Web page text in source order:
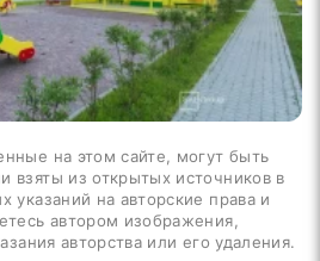
на этом сайте, могут быть
взяты из открытых источников в
указаний на авторские права и
автором изображения,
авторства или его удаления.